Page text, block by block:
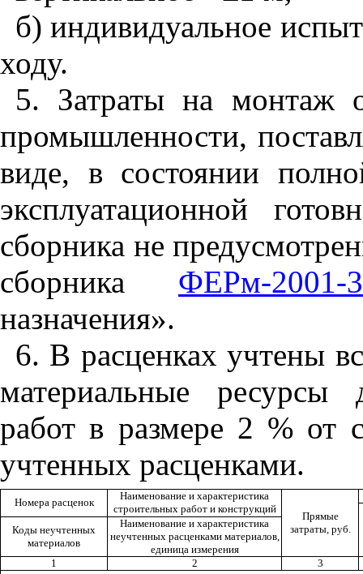
б) индивидуальное
ходу.
5. Затраты на монтаж
промышленности,
виде, в состоянии
эксплуатационной
сборника не
сборника ФЕРм-2001-
назначения».
6. В расценках учтены
материальные ресурсы
работ в размере 2 % от
учтенных расценками.
Номера расценок
Наименование и характеристика
строительных работ и конструкций
Прямые
затраты, руб.
Коды неучтенных
материалов
Наименование и характеристика
неучтенных расценками материалов,
единица измерения
1
2 3